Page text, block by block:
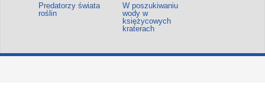
Predatorzy świata
roślin
W poszukiwaniu
wody w
księżycowych
kraterach